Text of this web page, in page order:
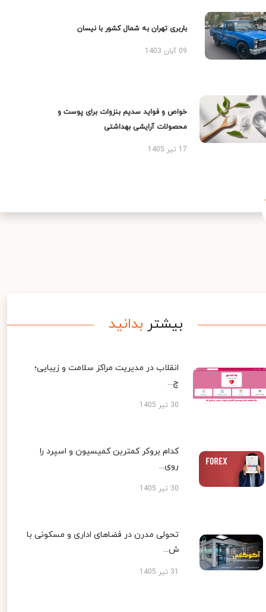
باربری تهران به شمال کشور با نیسان
09 آبان 1403
خواص و فواید سدیم بنزوات برای پوست و
محصولات آرایشی بهداشتی
17 تیر 1405
بیشتر بدانید
انقلاب در مدیریت مراکز سلامت و زیبایی؛
چ...
30 تیر 1405
کدام بروکر کمترین کمیسیون و اسپرد را
روی...
30 تیر 1405
تحولی مدرن در فضاهای اداری و مسکونی با
ش...